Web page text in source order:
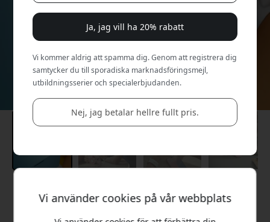
Rekommenderat pris
999 SEK
Vi använder cookies på vår webbplats
Ja, jag vill ha 20% rabatt
Vi kommer aldrig att spamma dig. Genom att registrera dig
samtycker du till sporadiska marknadsföringsmejl,
utbildningsserier och specialerbjudanden.
Nej, jag betalar hellre fullt pris.